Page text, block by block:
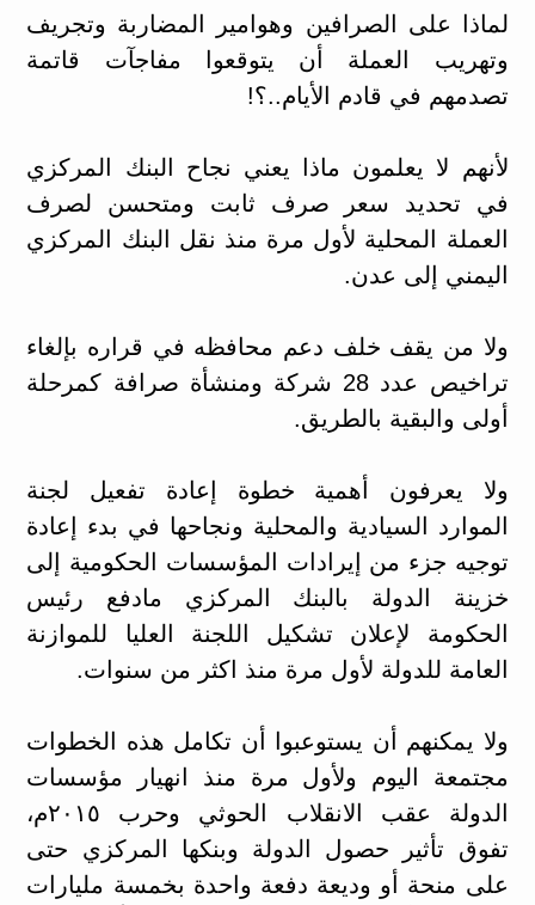
لماذا على الصرافين وهوامير المضاربة وتجريف
وتهريب العملة أن يتوقعوا مفاجآت قاتمة
تصدمهم في قادم الأيام..؟!
لأنهم لا يعلمون ماذا يعني نجاح البنك المركزي
في تحديد سعر صرف ثابت ومتحسن لصرف
العملة المحلية لأول مرة منذ نقل البنك المركزي
اليمني إلى عدن.
ولا من يقف خلف دعم محافظه في قراره بإلغاء
تراخيص عدد 28 شركة ومنشأة صرافة كمرحلة
أولى والبقية بالطريق.
ولا يعرفون أهمية خطوة إعادة تفعيل لجنة
الموارد السيادية والمحلية ونجاحها في بدء إعادة
توجيه جزء من إيرادات المؤسسات الحكومية إلى
خزينة الدولة بالبنك المركزي مادفع رئيس
الحكومة لإعلان تشكيل اللجنة العليا للموازنة
العامة للدولة لأول مرة منذ اكثر من سنوات.
ولا يمكنهم أن يستوعبوا أن تكامل هذه الخطوات
مجتمعة اليوم ولأول مرة منذ انهيار مؤسسات
الدولة عقب الانقلاب الحوثي وحرب ٢٠١٥م،
تفوق تأثير حصول الدولة وبنكها المركزي حتى
على منحة أو وديعة دفعة واحدة بخمسة مليارات